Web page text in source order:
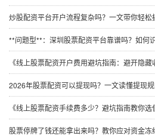
炒股配资平台开户流程复杂吗？一文带你轻松
**问题型**：深圳股票配资平台靠谱吗？如何
《线上股票配资开户费用避坑指南：避开隐藏
2026年股票配资可以提现吗？一文读懂提现
《线上股票配资手续费多少？避坑指南教你选
股票停牌了钱还能拿出来吗？教你应对资金冻